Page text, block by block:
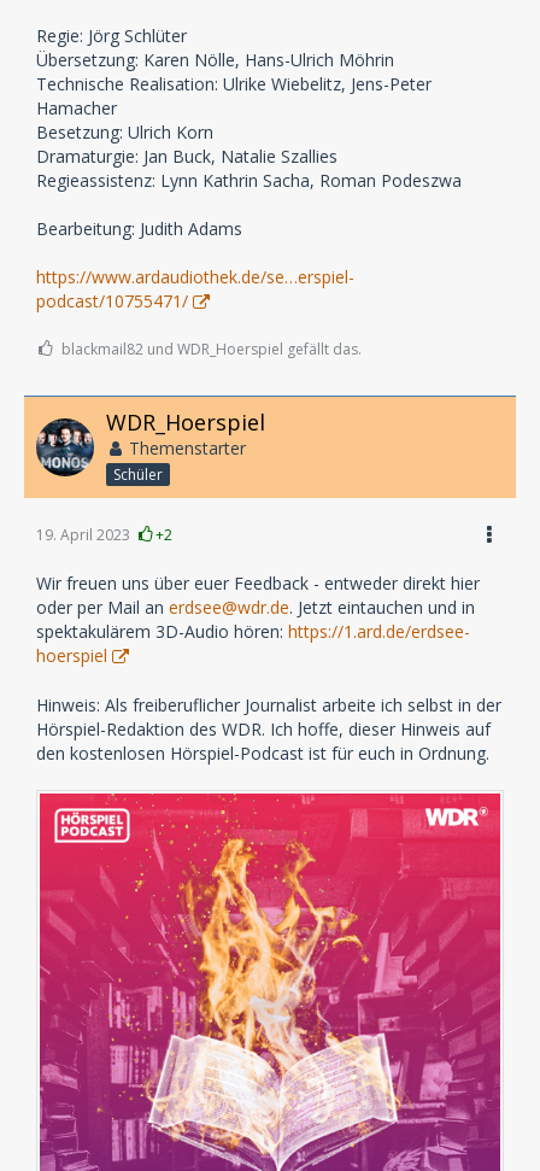
Regie: Jörg Schlüter
Übersetzung: Karen Nölle, Hans-Ulrich Möhrin
Technische Realisation: Ulrike Wiebelitz, Jens-Peter
Hamacher
Besetzung: Ulrich Korn
Dramaturgie: Jan Buck, Natalie Szallies
Regieassistenz: Lynn Kathrin Sacha, Roman Podeszwa
Bearbeitung: Judith Adams
https://www.ardaudiothek.de/se…erspiel-
podcast/10755471/
blackmail82 und WDR_Hoerspiel gefällt das.
WDR_Hoerspiel
Themenstarter
Schüler
19. April 2023 +2
Wir freuen uns über euer Feedback - entweder direkt hier
oder per Mail an erdsee@wdr.de. Jetzt eintauchen und in
spektakulärem 3D-Audio hören: https://1.ard.de/erdsee-
hoerspiel
Hinweis: Als freiberuflicher Journalist arbeite ich selbst in der
Hörspiel-Redaktion des WDR. Ich hoffe, dieser Hinweis auf
den kostenlosen Hörspiel-Podcast ist für euch in Ordnung.